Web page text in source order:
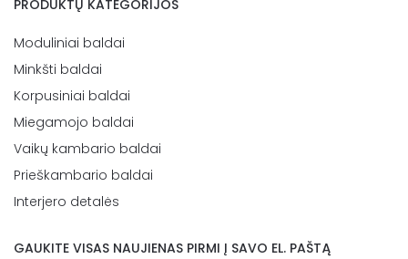
PRODUKTŲ KATEGORIJOS
Moduliniai baldai
Minkšti baldai
Korpusiniai baldai
Miegamojo baldai
Vaikų kambario baldai
Prieškambario baldai
Interjero detalės
GAUKITE VISAS NAUJIENAS PIRMI Į SAVO EL. PAŠTĄ